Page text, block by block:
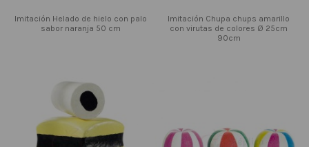
Imitación Helado de hielo con palo
sabor naranja 50 cm
Imitación Chupa chups amarillo
con virutas de colores Ø 25cm
90cm